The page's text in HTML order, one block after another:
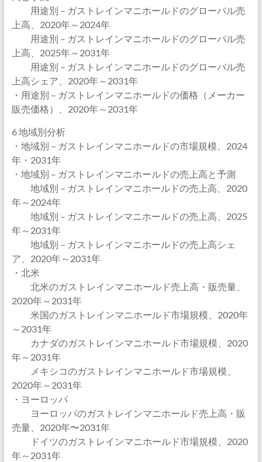
用途別 – ガストレインマニホールドのグローバル売
上高、2020年～2024年
用途別 – ガストレインマニホールドのグローバル売
上高、2025年～2031年
用途別 – ガストレインマニホールドのグローバル売
上高シェア、2020年～2031年
・用途別 – ガストレインマニホールドの価格（メーカー
販売価格）、2020年～2031年
6 地域別分析
・地域別 – ガストレインマニホールドの市場規模、2024
年・2031年
・地域別 – ガストレインマニホールドの売上高と予測
地域別 – ガストレインマニホールドの売上高、2020
年～2024年
地域別 – ガストレインマニホールドの売上高、2025
年～2031年
地域別 – ガストレインマニホールドの売上高シェ
ア、2020年～2031年
・北米
北米のガストレインマニホールド売上高・販売量、
2020年～2031年
米国のガストレインマニホールド市場規模、2020年
～2031年
カナダのガストレインマニホールド市場規模、2020
年～2031年
メキシコのガストレインマニホールド市場規模、
2020年～2031年
・ヨーロッパ
ヨーロッパのガストレインマニホールド売上高・販
売量、2020年〜2031年
ドイツのガストレインマニホールド市場規模、2020
年～2031年